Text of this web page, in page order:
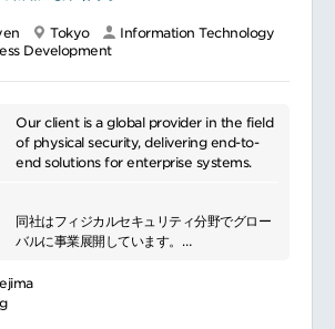
Tokyo
Information Technology
Development
Our client is a global provider in the field
of physical security, delivering end-to-
end solutions for enterprise systems.
同社はフィジカルセキュリティ分野でグロー
バルに事業展開しています。
外資系グローバル企業へのセキュリティソリ